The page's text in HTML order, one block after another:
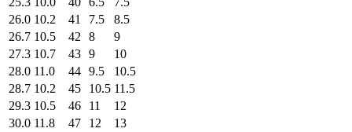
26.0 10.2 41 7.5
8.5
26.7 10.5 42 8
9
27.3 10.7 43 9
10
28.0 11.0 44 9.5
10.5
28.7 10.2 45 10.5 11.5
29.3 10.5 46 11
12
30.0 11.8 47 12
13